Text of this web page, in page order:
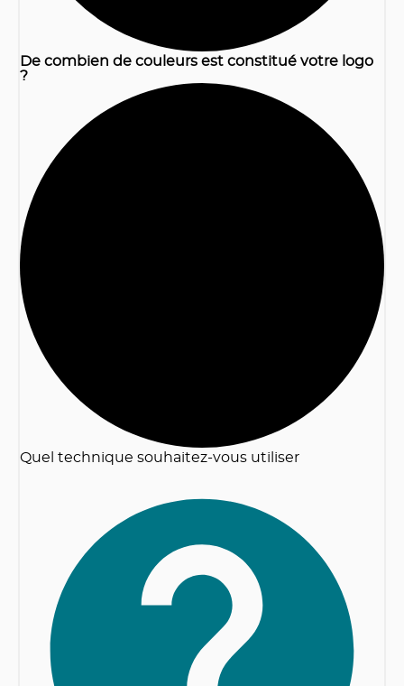
De combien de couleurs est constitué votre logo
?
Quel technique souhaitez-vous utiliser